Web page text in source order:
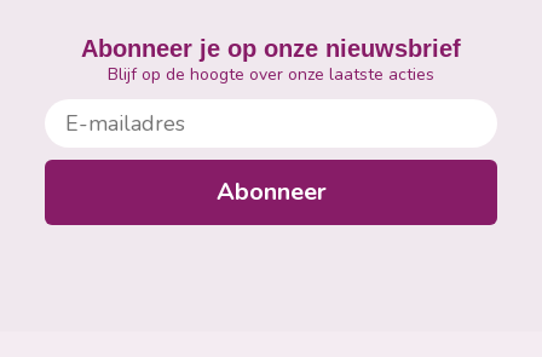
Abonneer je op onze nieuwsbrief
Blijf op de hoogte over onze laatste acties
E-mailadres
Abonneer